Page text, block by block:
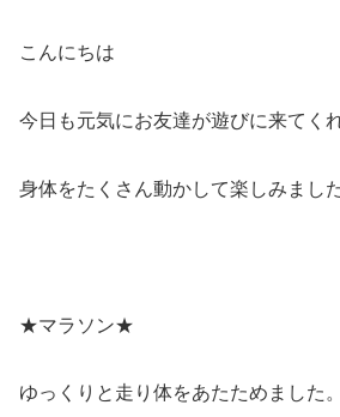
こんにちは
今日も元気にお友達が遊びに来てく
身体をたくさん動かして楽しみました
★マラソン★
ゆっくりと走り体をあたためました。